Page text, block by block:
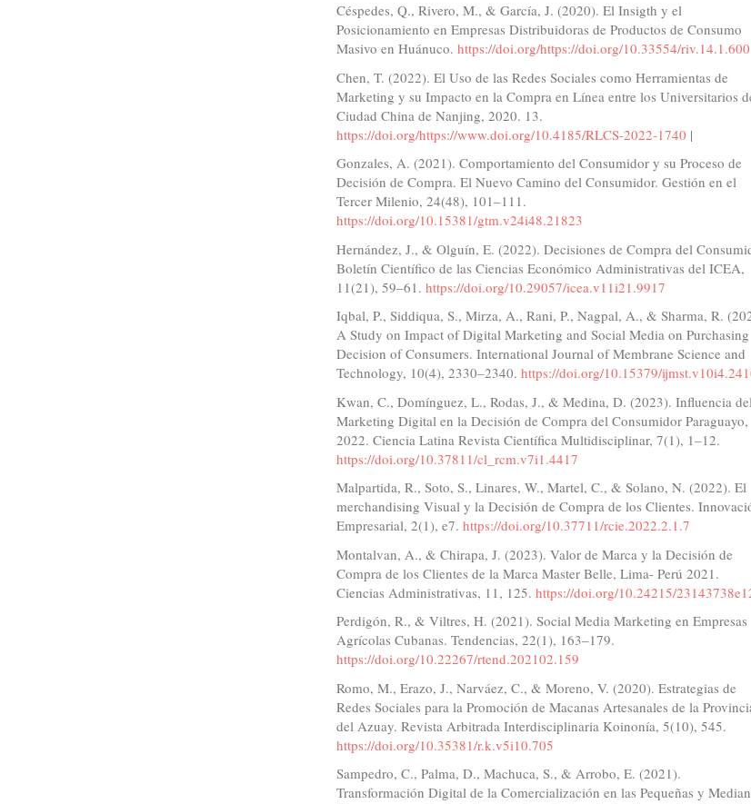
Céspedes, Q., Rivero, M., & García, J. (2020). El Insigth y el
Posicionamiento en Empresas Distribuidoras de Productos de Consumo
Masivo en Huánuco.https://doi.org/https://doi.org/10.33554/riv.14.1.600
Chen, T. (2022). El Uso de las Redes Sociales como Herramientas de
Marketing y su Impacto en la Compra en Línea entre los Universitarios
Ciudad China de Nanjing, 2020. 13.
https://doi.org/https://www.doi.org/10.4185/RLCS-2022-1740 |
Gonzales, A. (2021). Comportamiento del Consumidor y su Proceso de
Decisión de Compra. El Nuevo Camino del Consumidor. Gestión en el
Tercer Milenio, 24(48), 101–111.
https://doi.org/10.15381/gtm.v24i48.21823
Hernández, J., & Olguín, E. (2022). Decisiones de Compra del
Boletín Científico de las Ciencias Económico Administrativas del ICEA,
11(21), 59–61.https://doi.org/10.29057/icea.v11i21.9917
Iqbal, P., Siddiqua, S., Mirza, A., Rani, P., Nagpal, A., & Sharma, R.
A Study on Impact of Digital Marketing and Social Media on Purchasing
Decision of Consumers. International Journal of Membrane Science and
Technology, 10(4), 2330–2340.https://doi.org/10.15379/
Kwan, C., Domínguez, L., Rodas, J., & Medina, D. (2023). Influencia del
Marketing Digital en la Decisión de Compra del Consumidor Paraguayo,
2022. Ciencia Latina Revista Científica Multidisciplinar, 7(1), 1–12.
https://doi.org/10.37811/cl_rcm.v7i1.4417
Malpartida, R., Soto, S., Linares, W., Martel, C., & Solano, N. (2022). El
merchandising Visual y la Decisión de Compra de los Clientes.
Empresarial, 2(1), e7.https://doi.org/10.37711/rcie.2022.2.1.7
Montalvan, A., & Chirapa, J. (2023). Valor de Marca y la Decisión de
Compra de los Clientes de la Marca Master Belle, Lima- Perú 2021.
Ciencias Administrativas, 11, 125.https://doi.org/10.24215/
Perdigón, R., & Viltres, H. (2021). Social Media Marketing en Empresas
Agrícolas Cubanas. Tendencias, 22(1), 163–179.
https://doi.org/10.22267/rtend.202102.159
Romo, M., Erazo, J., Narváez, C., & Moreno, V. (2020). Estrategias de
Redes Sociales para la Promoción de Macanas Artesanales de la
del Azuay. Revista Arbitrada Interdisciplinaria Koinonía, 5(10), 545.
https://doi.org/10.35381/r.k.v5i10.705
Sampedro, C., Palma, D., Machuca, S., & Arrobo, E. (2021).
Transformación Digital de la Comercialización en las Pequeñas y